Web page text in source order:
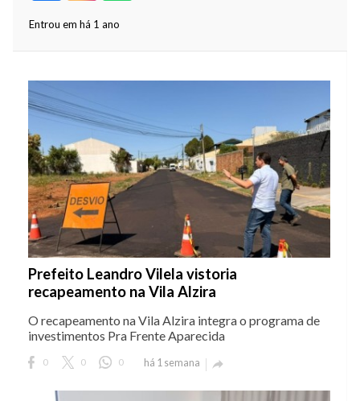
Entrou em há 1 ano
Prefeito Leandro Vilela vistoria
recapeamento na Vila Alzira
O recapeamento na Vila Alzira integra o programa de
investimentos Pra Frente Aparecida
0 0 0 há 1 semana 